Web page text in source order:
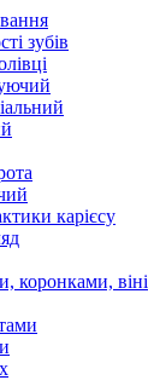
зубів
карієсу
коронками,